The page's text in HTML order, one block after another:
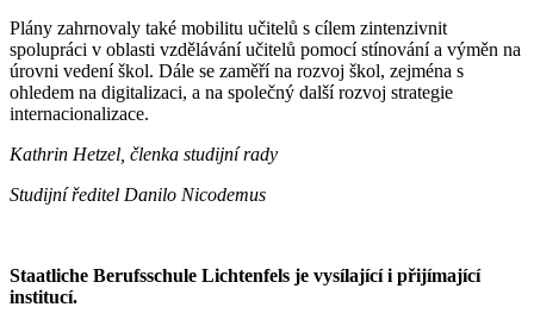
Plány zahrnovaly také mobilitu učitelů s cílem zintenzivnit
spolupráci v oblasti vzdělávání učitelů pomocí stínování a výměn na
úrovni vedení škol. Dále se zaměří na rozvoj škol, zejména s
ohledem na digitalizaci, a na společný další rozvoj strategie
internacionalizace.
Kathrin Hetzel, členka studijní rady
Studijní ředitel Danilo Nicodemus
Staatliche Berufsschule Lichtenfels je vysílající i přijímající
institucí.